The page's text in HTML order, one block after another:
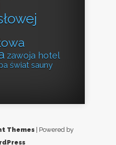
zawoja hotel
świat sauny
Themes | Powered by